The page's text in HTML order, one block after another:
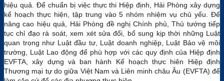
hiệu quả. Để chuẩn bị việc thực thi Hiệp định, Hải Phòng xây dựng
kế hoạch thực hiện, tập trung vào 5 nhóm nhiệm vụ chủ yếu. Để
nâng cao hiệu quả, Hải Phòng đề nghị Chính phủ, Thủ tướng tiếp
tục chỉ đạo rà soát, xem xét sửa đổi, bổ sung kịp thời những Luật
quan trọng như Luật đầu tư, Luật doanh nghiệp, Luật Bảo vệ môi
trường, Luật Lao động để phù hợp với các quy định của Hiệp định
EVFTA, xây dựng và ban hành Kế hoạch thực hiên Hiệp định
Thương mại tự do giữa Việt Nam và Liên minh châu Âu (EVFTA) để